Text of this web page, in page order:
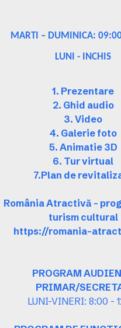
MARTI – DUMINICA:
LUNI - INCHIS
1. Prezentare
2. Ghid audio
3. Video
4. Galerie foto
5. Animatie 3D
6. Tur virtual
7.Plan de
România Atractivă –
turism cultural
https://romania-
PROGRAM
PRIMAR/
LUNI-VINERI: 8:00 -